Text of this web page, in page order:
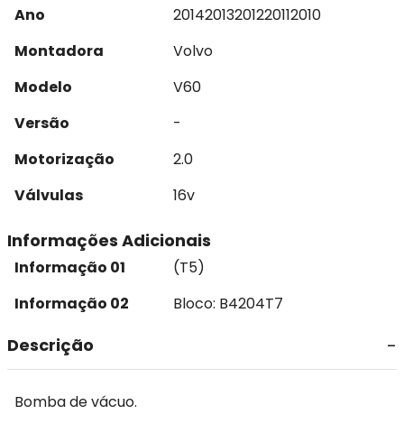
Ano 20142013201220112010
Montadora
Volvo
Modelo
V60
Versão
-
Motorização
2.0
Válvulas
16v
Informações Adicionais
Informação 01
(T5)
Informação 02
Bloco: B4204T7
Descrição
Bomba de vácuo.